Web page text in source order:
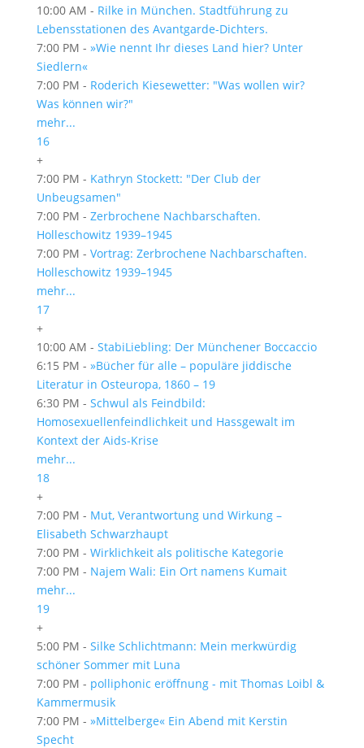
10:00 AM - Rilke in München. Stadtführung zu
Lebensstationen des Avantgarde-Dichters.
7:00 PM - »Wie nennt Ihr dieses Land hier? Unter
Siedlern«
7:00 PM - Roderich Kiesewetter: "Was wollen wir?
Was können wir?"
mehr...
16
+
7:00 PM - Kathryn Stockett: "Der Club der
Unbeugsamen"
7:00 PM - Zerbrochene Nachbarschaften.
Holleschowitz 1939–1945
7:00 PM - Vortrag: Zerbrochene Nachbarschaften.
Holleschowitz 1939–1945
mehr...
17
+
10:00 AM - StabiLiebling: Der Münchener Boccaccio
6:15 PM - »Bücher für alle – populäre jiddische
Literatur in Osteuropa, 1860 – 19
6:30 PM - Schwul als Feindbild:
Homosexuellenfeindlichkeit und Hassgewalt im
Kontext der Aids-Krise
mehr...
18
+
7:00 PM - Mut, Verantwortung und Wirkung –
Elisabeth Schwarzhaupt
7:00 PM - Wirklichkeit als politische Kategorie
7:00 PM - Najem Wali: Ein Ort namens Kumait
mehr...
19
+
5:00 PM - Silke Schlichtmann: Mein merkwürdig
schöner Sommer mit Luna
7:00 PM - polliphonic eröffnung - mit Thomas Loibl &
Kammermusik
7:00 PM - »Mittelberge« Ein Abend mit Kerstin
Specht